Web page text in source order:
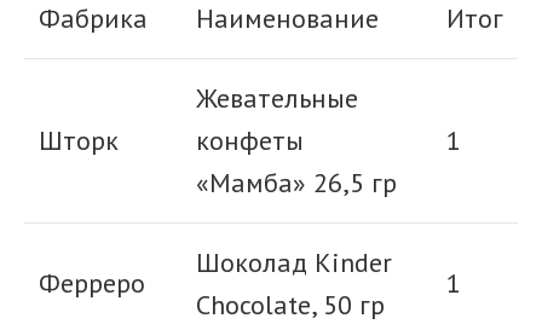
Фабрика Наименование Итог
Шторк
Жевательные
конфеты
«Мамба» 26,5 гр
1
Ферреро
Шоколад Kinder
Chocolate, 50 гр
1